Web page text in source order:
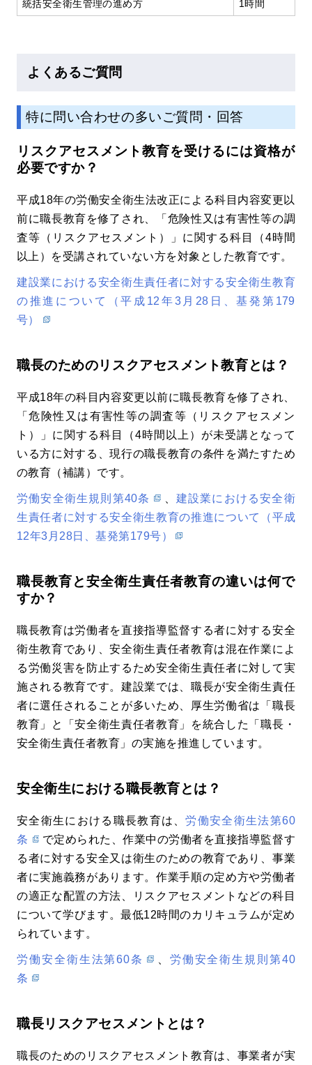
統括安全衛生管理の進め方 1時間
よくあるご質問
特に問い合わせの多いご質問・回答
リスクアセスメント教育を受けるには資格が
必要ですか？
平成18年の労働安全衛生法改正による科目内容変更以
前に職長教育を修了され、「危険性又は有害性等の調
査等（リスクアセスメント）」に関する科目（4時間
以上）を受講されていない方を対象とした教育です。
建設業における安全衛生責任者に対する安全衛生教育
の推進について（平成12年3月28日、基発第179
号）
職長のためのリスクアセスメント教育とは？
平成18年の科目内容変更以前に職長教育を修了され、
「危険性又は有害性等の調査等（リスクアセスメン
ト）」に関する科目（4時間以上）が未受講となって
いる方に対する、現行の職長教育の条件を満たすため
の教育（補講）です。
労働安全衛生規則第40条
建設業における安全衛
生責任者に対する安全衛生教育の推進について（平成
12年3月28日、基発第179号）
職長教育と安全衛生責任者教育の違いは何で
すか？
職長教育は労働者を直接指導監督する者に対する安全
衛生教育であり、安全衛生責任者教育は混在作業によ
る労働災害を防止するため安全衛生責任者に対して実
施される教育です。建設業では、職長が安全衛生責任
者に選任されることが多いため、厚生労働省は「職長
教育」と「安全衛生責任者教育」を統合した「職長・
安全衛生責任者教育」の実施を推進しています。
安全衛生における職長教育とは？
安全衛生における職長教育は、労働安全衛生法第60
条
で定められた、作業中の労働者を直接指導監督す
る者に対する安全又は衛生のための教育であり、事業
者に実施義務があります。作業手順の定め方や労働者
の適正な配置の方法、リスクアセスメントなどの科目
について学びます。最低12時間のカリキュラムが定め
られています。
労働安全衛生法第60条
労働安全衛生規則第40
条
職長リスクアセスメントとは？
職長のためのリスクアセスメント教育は、事業者が実